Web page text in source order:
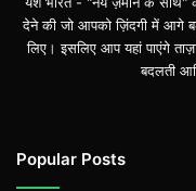
देने की जो आपको ज़िंदगी में
लिए। इसलिए आप यहां पाएंगे
बदलती
Popular Posts